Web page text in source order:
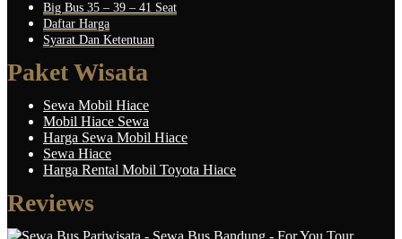
Big Bus 35 – 39 – 41 Seat
Daftar Harga
Syarat Dan Ketentuan
Paket Wisata
Sewa Mobil Hiace
Mobil Hiace Sewa
Harga Sewa Mobil Hiace
Sewa Hiace
Harga Rental Mobil Toyota Hiace
Reviews